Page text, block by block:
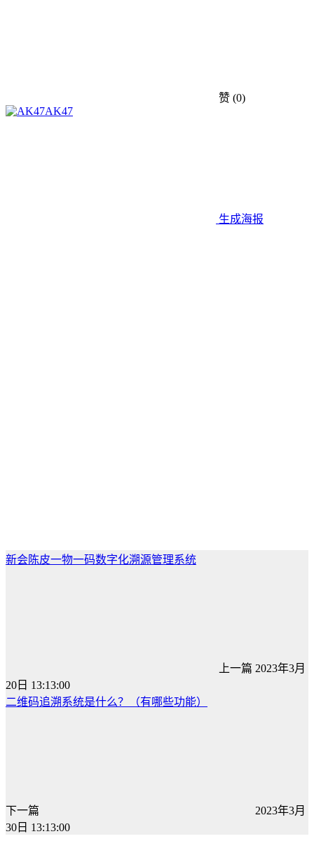
赞 (0)
AK47
生成海报
新会陈皮一物一码数字化溯源管理系统
上一篇 2023年3月
20日 13:13:00
二维码追溯系统是什么？（有哪些功能）
下一篇
2023年3月
30日 13:13:00